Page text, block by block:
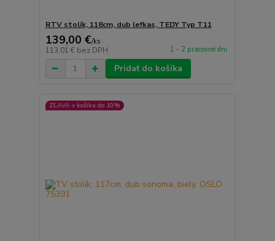
RTV stolík, 118cm, dub lefkas, TEDY Typ T11
139,00 €/ks
113,01 € bez DPH 1 - 2 pracovné dni
Pridať do košíka
ZĽAVA v košíku do 10%